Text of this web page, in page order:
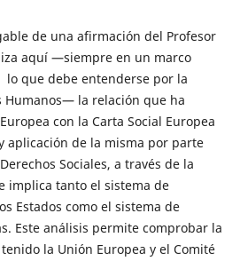
de una afirmación del Profesor
aquí —siempre en un marco
que debe entenderse por la
Humanos— la relación que ha
con la Carta Social Europea
aplicación de la misma por parte
Sociales, a través de la
implica tanto el sistema de
Estados como el sistema de
Este análisis permite comprobar la
la Unión Europea y el Comité